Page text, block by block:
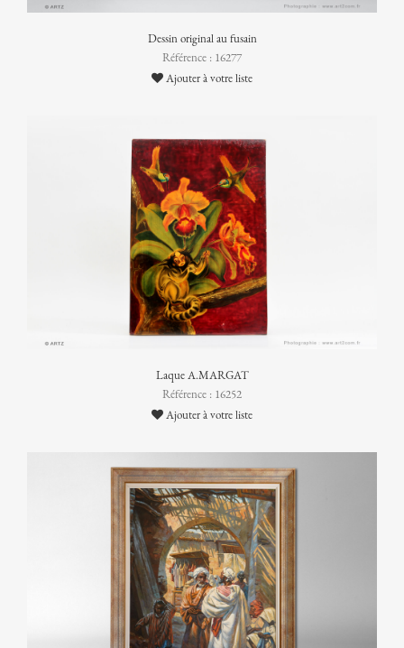
Dessin original au fusain
Référence : 16277
Ajouter à votre liste
Laque A.MARGAT
Référence : 16252
Ajouter à votre liste